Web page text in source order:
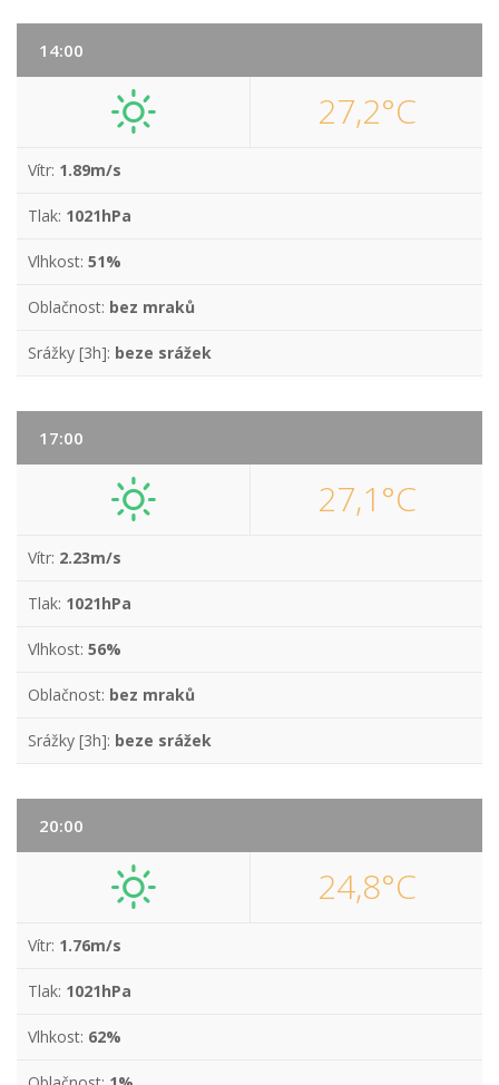
14:00
27,2°C
Vítr: 1.89m/s
Tlak: 1021hPa
Vlhkost: 51%
Oblačnost: bez mraků
Srážky [3h]: beze srážek
17:00
27,1°C
Vítr: 2.23m/s
Tlak: 1021hPa
Vlhkost: 56%
Oblačnost: bez mraků
Srážky [3h]: beze srážek
20:00
24,8°C
Vítr: 1.76m/s
Tlak: 1021hPa
Vlhkost: 62%